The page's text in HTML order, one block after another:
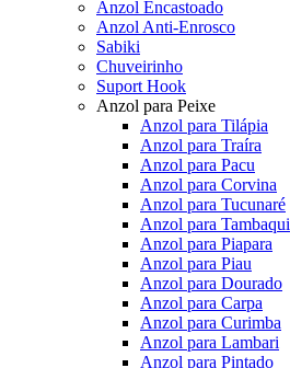
Anzol Encastoado
Anzol Anti-Enrosco
Sabiki
Chuveirinho
Suport Hook
Anzol para Peixe
Anzol para Tilápia
Anzol para Traíra
Anzol para Pacu
Anzol para Corvina
Anzol para Tucunaré
Anzol para Tambaqui
Anzol para Piapara
Anzol para Piau
Anzol para Dourado
Anzol para Carpa
Anzol para Curimba
Anzol para Lambari
Anzol para Pintado